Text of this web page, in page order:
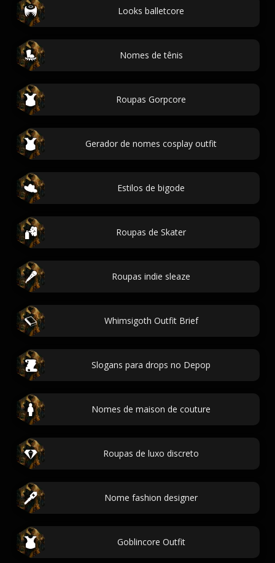
Looks balletcore
Nomes de tênis
Roupas Gorpcore
Gerador de nomes cosplay outfit
Estilos de bigode
Roupas de Skater
Roupas indie sleaze
Whimsigoth Outfit Brief
Slogans para drops no Depop
Nomes de maison de couture
Roupas de luxo discreto
Nome fashion designer
Goblincore Outfit